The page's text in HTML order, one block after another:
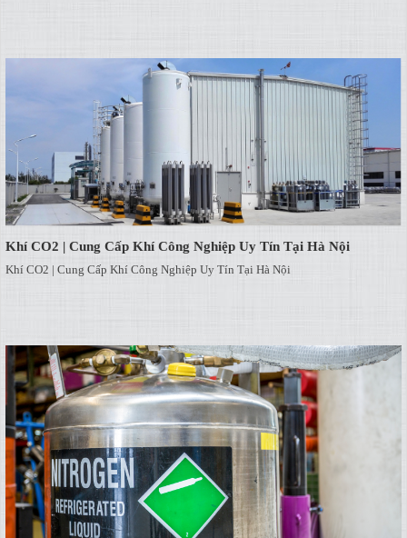
Khí CO2 | Cung Cấp Khí Công Nghiệp Uy Tín Tại Hà Nội
Khí CO2 | Cung Cấp Khí Công Nghiệp Uy Tín Tại Hà Nội